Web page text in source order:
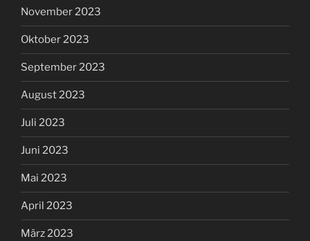
November 2023
Oktober 2023
September 2023
August 2023
Juli 2023
Juni 2023
Mai 2023
April 2023
März 2023